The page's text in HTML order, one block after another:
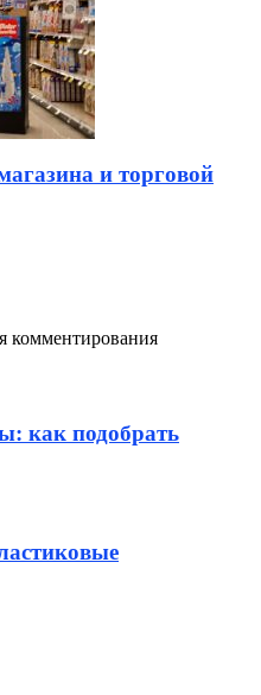
и торговой
комментирования
как подобрать